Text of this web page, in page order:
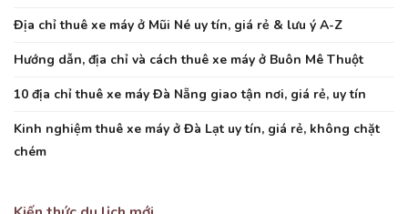
Địa chỉ thuê xe máy ở Mũi Né uy tín, giá rẻ & lưu ý A-Z
Hướng dẫn, địa chỉ và cách thuê xe máy ở Buôn Mê Thuột
10 địa chỉ thuê xe máy Đà Nẵng giao tận nơi, giá rẻ, uy tín
Kinh nghiệm thuê xe máy ở Đà Lạt uy tín, giá rẻ, không chặt
chém